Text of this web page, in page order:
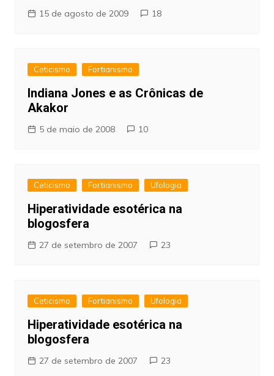
15 de agosto de 2009 18
Ceticismo Fortianismo
Indiana Jones e as Crônicas de
Akakor
5 de maio de 2008 10
Ceticismo Fortianismo Ufologia
Hiperatividade esotérica na
blogosfera
27 de setembro de 2007 23
Ceticismo Fortianismo Ufologia
Hiperatividade esotérica na
blogosfera
27 de setembro de 2007 23